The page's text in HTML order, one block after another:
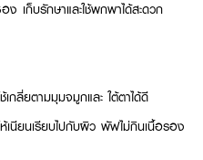
เก็บรักษาและใช้พกพาได้สะดวก
กลี่ยตามมุมจมูกและ ใต้ตาได้ดี
นียนเรียบไปกับผิว พัฟไม่กินเนื้อรอง